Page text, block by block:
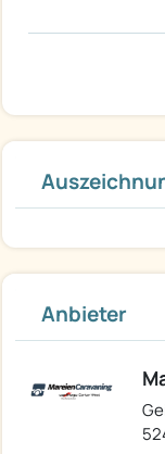
Anbieter